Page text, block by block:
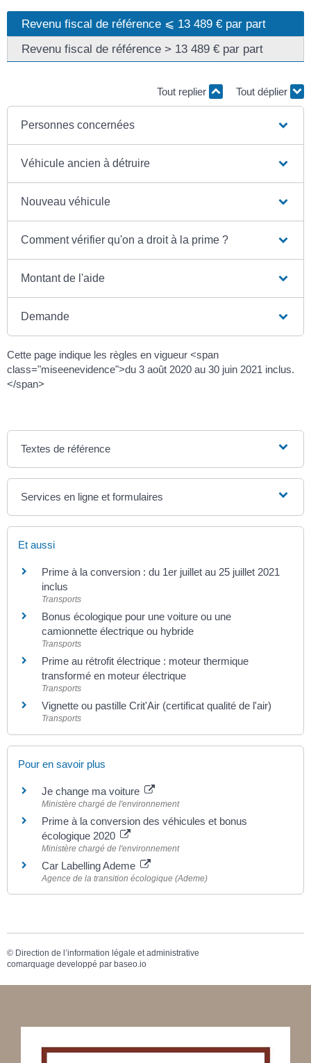
Revenu fiscal de référence ⩽ 13 489 € par part
Revenu fiscal de référence > 13 489 € par part
Tout replier Tout déplier
Personnes concernées
Véhicule ancien à détruire
Nouveau véhicule
Comment vérifier qu'on a droit à la prime ?
Montant de l'aide
Demande
Cette page indique les règles en vigueur <span
class="miseenevidence">du 3 août 2020 au 30 juin 2021 inclus.
</span>
Textes de référence
Services en ligne et formulaires
Et aussi
Prime à la conversion : du 1er juillet au 25 juillet 2021
inclus
Transports
Bonus écologique pour une voiture ou une
camionnette électrique ou hybride
Transports
Prime au rétrofit électrique : moteur thermique
transformé en moteur électrique
Transports
Vignette ou pastille Crit'Air (certificat qualité de l'air)
Transports
Pour en savoir plus
Je change ma voiture
Ministère chargé de l'environnement
Prime à la conversion des véhicules et bonus
écologique 2020
Ministère chargé de l'environnement
Car Labelling Ademe
Agence de la transition écologique (Ademe)
© Direction de l’information légale et administrative
comarquage developpé par baseo.io